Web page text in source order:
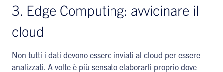
3. Edge Computing: avvicinare il
cloud
Non tutti i dati devono essere inviati al cloud per essere
analizzati. A volte è più sensato elaborarli proprio dove